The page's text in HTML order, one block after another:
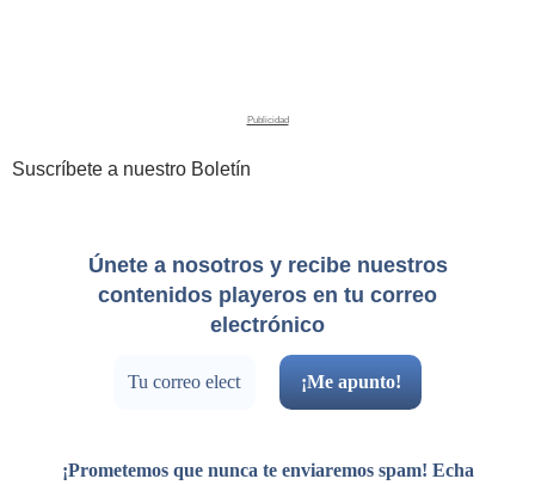
Suscríbete a nuestro Boletín
Únete a nosotros y recibe nuestros
contenidos playeros en tu correo
electrónico
¡Prometemos que nunca te enviaremos spam! Echa